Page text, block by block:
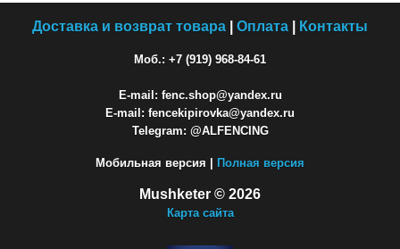
Доставка и возврат товара Оплата Контакты
Моб.: +7 (919) 968-84-61
E-mail: fenc.shop@yandex.ru
E-mail: fencekipirovka@yandex.ru
Telegram: @ALFENCING
Мобильная версия | Полная версия
Mushketer © 2026
Карта сайта